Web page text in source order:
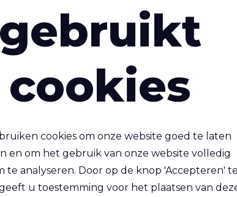
zijn
gebruikt
cookies
cookies om onze website goed te laten
en om het gebruik van onze website volledig
te analyseren. Door op de knop 'Accepteren'
u toestemming voor het plaatsen van